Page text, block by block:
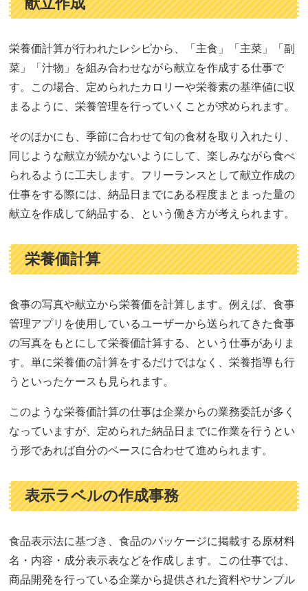
栄養価計算が行われたレシピから、「主食」「主菜」「副
菜」「汁物」を組み合わせながら献立を作成する仕事で
す。この場合、定められたカロリーや栄養素の基準値に収
まるように、栄養管理を行っていくことが求められます。
そのほかにも、季節に合わせて旬の食材を取り入れたり、
同じような献立が続かないようにして、楽しみながら食べ
られるように工夫します。フリーランスとして献立作成の
仕事をする際には、納品日までにある程度まとまった量の
献立を作成して納品する、という働き方が考えられます。
栄養価計算
食事の写真や献立から栄養価を計算します。例えば、食事
管理アプリを使用しているユーザーから送られてきた食事
の写真をもとにして栄養価計算する、という仕事がありま
す。単に栄養価の計算をするだけではなく、栄養指導も行
うといったケースも見られます。
このような栄養価計算の仕事は企業からの業務委託が多く
なっていますが、定められた納品日までに作業を行うとい
う形であれば自分のペースに合わせて進められます。
表示ラベルの作成事務
食品表示法に基づき、食品のパッケージに掲載する原材料
名・内容・成分表示表などを作成します。この仕事では、
商品開発を行っている企業から提供された資料やサンプル